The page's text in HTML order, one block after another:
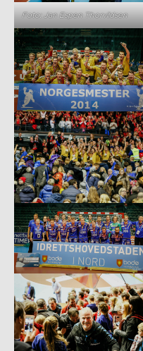
Foto: Jan Espen Thorvildsen